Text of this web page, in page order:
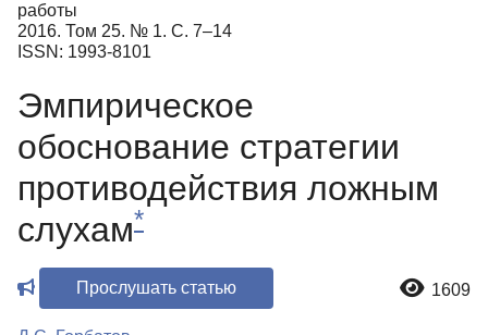
работы
2016. Том 25. № 1. С. 7–14
ISSN: 1993-8101
Эмпирическое
обоснование стратегии
противодействия ложным
слухам*
Прослушать статью 1609